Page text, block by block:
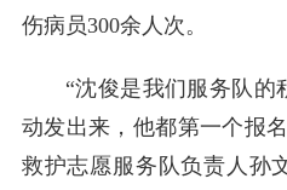
伤病员300余人次。
“沈俊是我们服务队的
动发出来，他都第一个报
救护志愿服务队负责人孙